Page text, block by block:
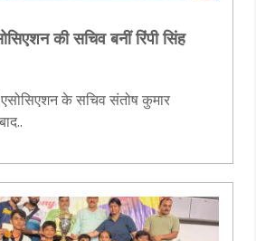
की सचिव बनीं रिंपी सिंह
एसोसिएशन के सचिव संतोष कुमार